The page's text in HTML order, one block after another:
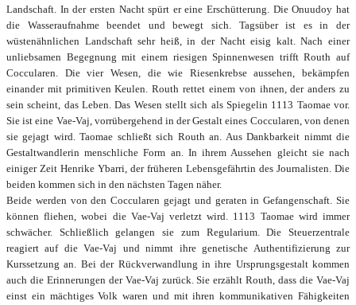
Landschaft. In der ersten Nacht spürt er eine Erschütterung. Die Onuudoy hat
die Wasseraufnahme beendet und bewegt sich. Tagsüber ist es in der
wüstenähnlichen Landschaft sehr heiß, in der Nacht eisig kalt. Nach einer
unliebsamen Begegnung mit einem riesigen Spinnenwesen trifft Routh auf
Coccularen. Die vier Wesen, die wie Riesenkrebse aussehen, bekämpfen
einander mit primitiven Keulen. Routh rettet einem von ihnen, der anders zu
sein scheint, das Leben. Das Wesen stellt sich als Spiegelin 1113 Taomae vor.
Sie ist eine Vae-Vaj, vorrübergehend in der Gestalt eines Coccularen, von denen
sie gejagt wird. Taomae schließt sich Routh an. Aus Dankbarkeit nimmt die
Gestaltwandlerin menschliche Form an. In ihrem Aussehen gleicht sie nach
einiger Zeit Henrike Ybarri, der früheren Lebensgefährtin des Journalisten. Die
beiden kommen sich in den nächsten Tagen näher.
Beide werden von den Coccularen gejagt und geraten in Gefangenschaft. Sie
können fliehen, wobei die Vae-Vaj verletzt wird. 1113 Taomae wird immer
schwächer. Schließlich gelangen sie zum Regularium. Die Steuerzentrale
reagiert auf die Vae-Vaj und nimmt ihre genetische Authentifizierung zur
Kurssetzung an. Bei der Rückverwandlung in ihre Ursprungsgestalt kommen
auch die Erinnerungen der Vae-Vaj zurück. Sie erzählt Routh, dass die Vae-Vaj
einst ein mächtiges Volk waren und mit ihren kommunikativen Fähigkeiten